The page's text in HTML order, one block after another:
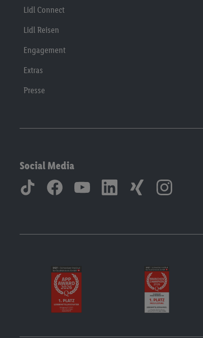
Lidl Connect
Lidl Reisen
Engagement
Extras
Presse
Social Media